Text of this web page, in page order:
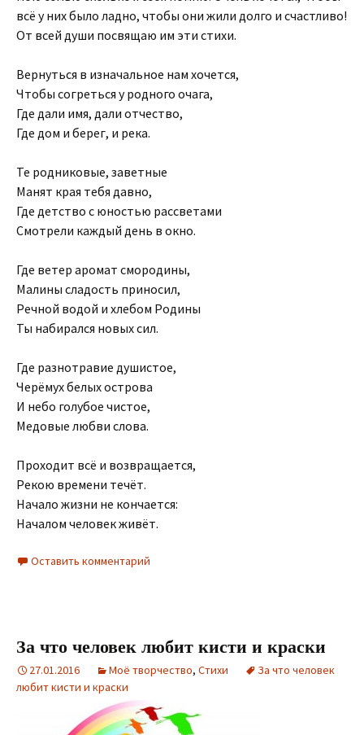
всё у них было ладно, чтобы они жили долго и счастливо!
От всей души посвящаю им эти стихи.
Вернуться в изначальное нам хочется,
Чтобы согреться у родного очага,
Где дали имя, дали отчество,
Где дом и берег, и река.
Те родниковые, заветные
Манят края тебя давно,
Где детство с юностью рассветами
Смотрели каждый день в окно.
Где ветер аромат смородины,
Малины сладость приносил,
Речной водой и хлебом Родины
Ты набирался новых сил.
Где разнотравие душистое,
Черёмух белых острова
И небо голубое чистое,
Медовые любви слова.
Проходит всё и возвращается,
Рекою времени течёт.
Начало жизни не кончается:
Началом человек живёт.
Оставить комментарий
За что человек любит кисти и краски
27.01.2016 Моё творчество, Стихи
За что человек
любит кисти и краски